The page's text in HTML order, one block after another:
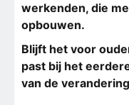
werkenden, die
opbouwen.
Blijft het voor
past bij het
van de